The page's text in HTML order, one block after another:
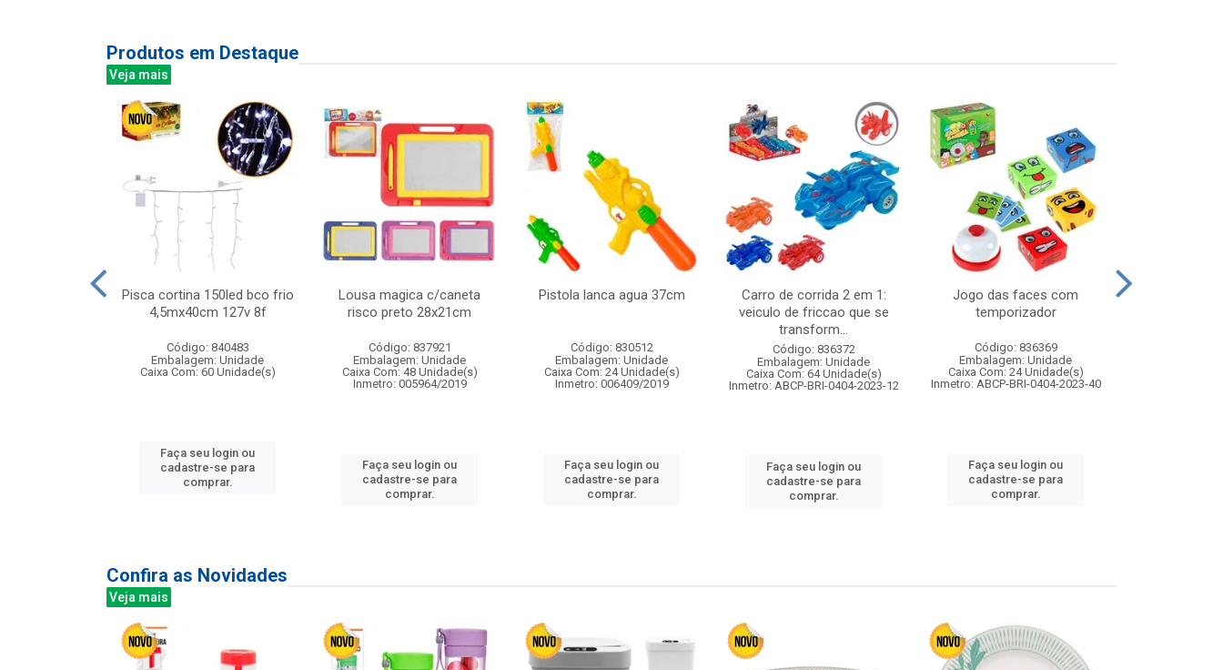
Produtos em Destaque
Veja mais
Pisca cortina 150led bco frio
4,5mx40cm 127v 8f
Código: 840483
Embalagem: Unidade
Caixa Com: 60 Unidade(s)
Faça seu login ou
cadastre-se para
comprar.
Lousa magica c/caneta
risco preto 28x21cm
Código: 837921
Embalagem: Unidade
Caixa Com: 48 Unidade(s)
Inmetro: 005964/2019
Faça seu login ou
cadastre-se para
comprar.
Pistola lanca agua 37cm
Código: 830512
Embalagem: Unidade
Caixa Com: 24 Unidade(s)
Inmetro: 006409/2019
Faça seu login ou
cadastre-se para
comprar.
Carro de corrida 2 em 1:
veiculo de friccao que se
transform...
Código: 836372
Embalagem: Unidade
Caixa Com: 64 Unidade(s)
Inmetro: ABCP-BRI-0404-2023-12
Faça seu login ou
cadastre-se para
comprar.
Jogo das faces com
temporizador
Código: 836369
Embalagem: Unidade
Caixa Com: 24 Unidade(s)
Inmetro: ABCP-BRI-0404-2023-40
Faça seu login ou
cadastre-se para
comprar.
Confira as Novidades
Veja mais